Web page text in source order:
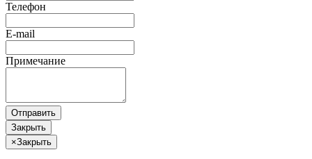
Телефон
E-mail
Примечание
Отправить
Закрыть
×Закрыть